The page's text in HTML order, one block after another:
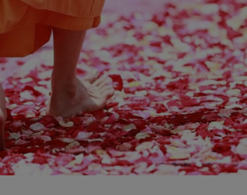
GELIEFD
KERSTVERHAAL